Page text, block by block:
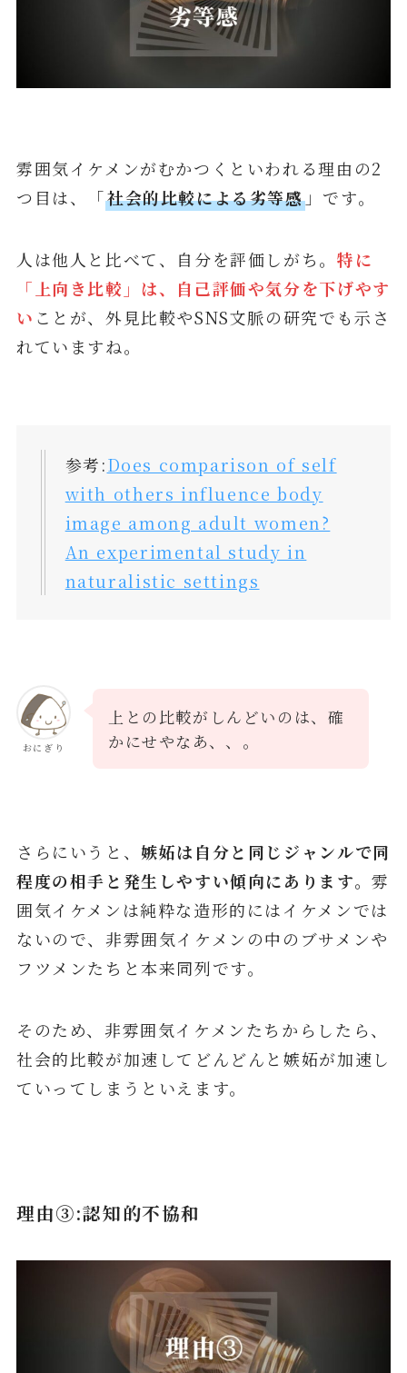
雰囲気イケメンがむかつくといわれる理由の2
つ目は、「社会的比較による劣等感」です。
人は他人と比べて、自分を評価しがち。 特に
「上向き比較」は、自己評価や気分を下げやす
い ことが、外見比較やSNS文脈の研究でも示さ
れていますね。
参考:Does comparison of self
with others influence body
image among adult women?
An experimental study in
naturalistic settings
おにぎり
上との比較がしんどいのは、確
かにせやなあ、、。
さらにいうと、 嫉妬は自分と同じジャンルで同
程度の相手と発生しやすい傾向にあります。雰
囲気イケメンは純粋な造形的にはイケメンでは
ないので、非雰囲気イケメンの中のブサメンや
フツメンたちと本来同列です。
そのため、非雰囲気イケメンたちからしたら、
社会的比較が加速してどんどんと嫉妬が加速し
ていってしまうといえます。
理由③:認知的不協和